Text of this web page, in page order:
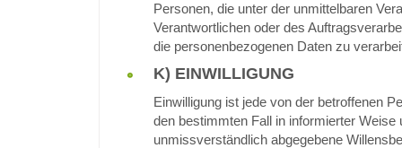
Personen, die unter der unmittelbaren
Verantwortlichen oder des
die personenbezogenen Daten zu
K) EINWILLIGUNG
Einwilligung ist jede von der betroffenen
den bestimmten Fall in informierter Weise
unmissverständlich abgegebene